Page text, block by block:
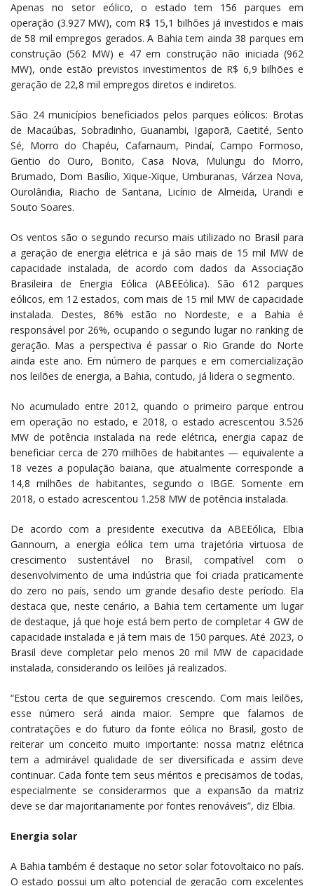
Apenas no setor eólico, o estado tem 156 parques em
operação (3.927 MW), com R$ 15,1 bilhões já investidos e mais
de 58 mil empregos gerados. A Bahia tem ainda 38 parques em
construção (562 MW) e 47 em construção não iniciada (962
MW), onde estão previstos investimentos de R$ 6,9 bilhões e
geração de 22,8 mil empregos diretos e indiretos.
São 24 municípios beneficiados pelos parques eólicos: Brotas
de Macaúbas, Sobradinho, Guanambi, Igaporã, Caetité, Sento
Sé, Morro do Chapéu, Cafarnaum, Pindaí, Campo Formoso,
Gentio do Ouro, Bonito, Casa Nova, Mulungu do Morro,
Brumado, Dom Basílio, Xique-Xique, Umburanas, Várzea Nova,
Ourolândia, Riacho de Santana, Licínio de Almeida, Urandi e
Souto Soares.
Os ventos são o segundo recurso mais utilizado no Brasil para
a geração de energia elétrica e já são mais de 15 mil MW de
capacidade instalada, de acordo com dados da Associação
Brasileira de Energia Eólica (ABEEólica). São 612 parques
eólicos, em 12 estados, com mais de 15 mil MW de capacidade
instalada. Destes, 86% estão no Nordeste, e a Bahia é
responsável por 26%, ocupando o segundo lugar no ranking de
geração. Mas a perspectiva é passar o Rio Grande do Norte
ainda este ano. Em número de parques e em comercialização
nos leilões de energia, a Bahia, contudo, já lidera o segmento.
No acumulado entre 2012, quando o primeiro parque entrou
em operação no estado, e 2018, o estado acrescentou 3.526
MW de potência instalada na rede elétrica, energia capaz de
beneficiar cerca de 270 milhões de habitantes — equivalente a
18 vezes a população baiana, que atualmente corresponde a
14,8 milhões de habitantes, segundo o IBGE. Somente em
2018, o estado acrescentou 1.258 MW de potência instalada.
De acordo com a presidente executiva da ABEEólica, Elbia
Gannoum, a energia eólica tem uma trajetória virtuosa de
crescimento sustentável no Brasil, compatível com o
desenvolvimento de uma indústria que foi criada praticamente
do zero no país, sendo um grande desafio deste período. Ela
destaca que, neste cenário, a Bahia tem certamente um lugar
de destaque, já que hoje está bem perto de completar 4 GW de
capacidade instalada e já tem mais de 150 parques. Até 2023, o
Brasil deve completar pelo menos 20 mil MW de capacidade
instalada, considerando os leilões já realizados.
“Estou certa de que seguiremos crescendo. Com mais leilões,
esse número será ainda maior. Sempre que falamos de
contratações e do futuro da fonte eólica no Brasil, gosto de
reiterar um conceito muito importante: nossa matriz elétrica
tem a admirável qualidade de ser diversificada e assim deve
continuar. Cada fonte tem seus méritos e precisamos de todas,
especialmente se considerarmos que a expansão da matriz
deve se dar majoritariamente por fontes renováveis”, diz Elbia.
Energia solar
A Bahia também é destaque no setor solar fotovoltaico no país.
O estado possui um alto potencial de geração com excelentes